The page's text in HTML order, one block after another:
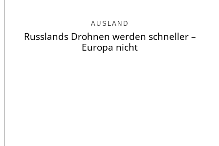
AUSLAND
Russlands Drohnen werden schneller –
Europa nicht